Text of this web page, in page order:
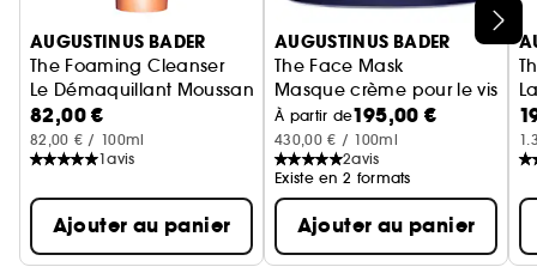
Ignorer le carrousel produits
AUGUSTINUS BADER
The Foaming Cleanser
Le Démaquillant Moussant
82,00 €
82,00 € / 100ml
1avis
Ajouter au panier
AUGUSTINUS BADER
The Face Mask
Masque crème pour le visage
À partir de195,00 €
430,00 € / 100ml
2avis
Existe en 2 formats
Ajouter au panier